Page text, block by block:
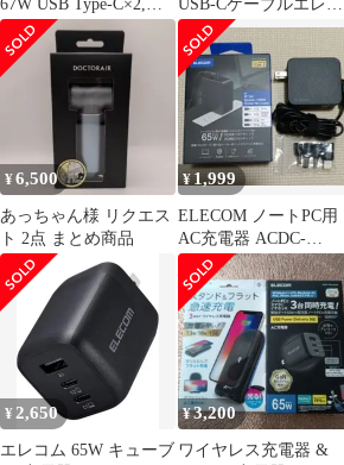
67W USB Type-C×2,
USB-A×1
USB-Cケーブルエレコ
ム
¥6,500
あっちゃん様 リクエス
ト 2点 まとめ商品
¥ 1,999
ELECOM ノートPC用
AC充電器 ACDC-
TP9565BK
¥ 2,650
エレコム 65W キューブ
¥3,200
ワイヤレス充電器 &